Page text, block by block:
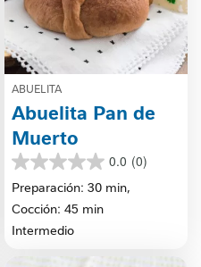
ABUELITA
Abuelita Pan de
Muerto
0.0 (0)
0.0
de
estrellas.
Preparación: 30 min,
Cocción: 45 min
Intermedio